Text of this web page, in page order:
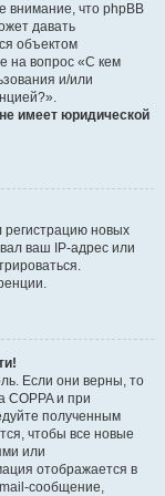
внимание, что phpBB
давать
объектом
на вопрос «С кем
и/или
имеет юридической
новых
ваш IP-адрес или
Если они верны, то
COPPA и при
полученным
чтобы все новые
или
отображается в
сообщение,